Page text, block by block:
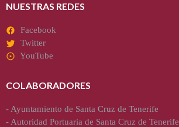
NUESTRAS REDES
Facebook
Twitter
YouTube
COLABORADORES
- Ayuntamiento de Santa Cruz de Tenerife
- Autoridad Portuaria de Santa Cruz de Tenerife